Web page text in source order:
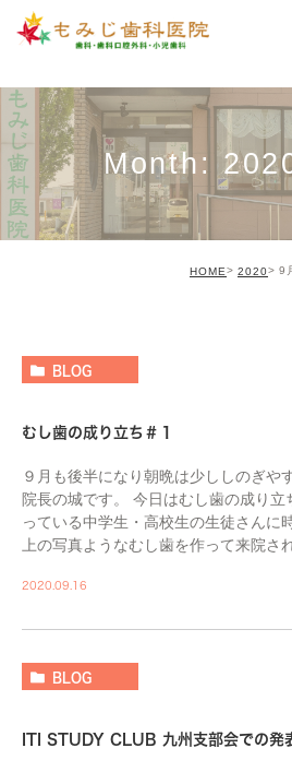
Month:
HOME 2020 9
BLOG
むし歯の成り立ち＃１
９月も後半になり朝晩は少ししのぎや
院長の城です。 今日はむし歯の成り
っている中学生・高校生の生徒さんに
上の写真ようなむし歯を作って来院
2020.09.16
BLOG
ITI STUDY CLUB 九州支部会での発